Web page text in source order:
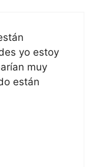
yo estoy
muy
están